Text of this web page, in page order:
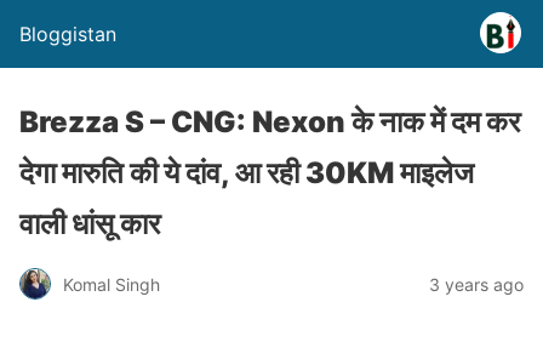
Bloggistan
Brezza S – CNG: Nexon के नाक में दम कर
देगा मारुति की ये दांव, आ रही 30KM माइलेज
वाली धांसू कार
Komal Singh 3 years ago